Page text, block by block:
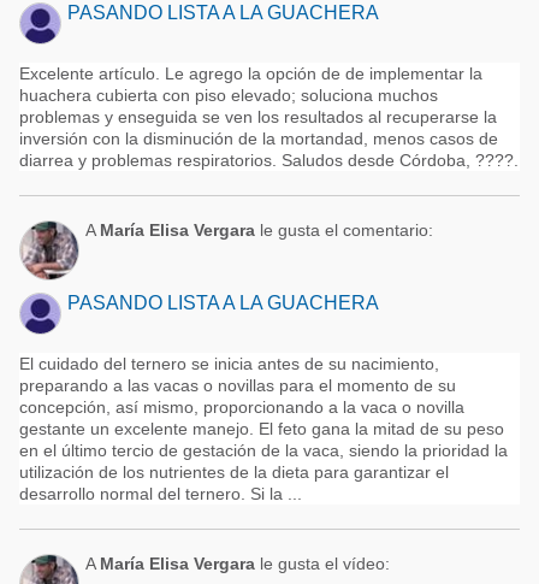
PASANDO LISTA A LA GUACHERA
Excelente artículo. Le agrego la opción de de implementar la
huachera cubierta con piso elevado; soluciona muchos
problemas y enseguida se ven los resultados al recuperarse la
inversión con la disminución de la mortandad, menos casos de
diarrea y problemas respiratorios. Saludos desde Córdoba, ????.
A María Elisa Vergara le gusta el comentario:
PASANDO LISTA A LA GUACHERA
El cuidado del ternero se inicia antes de su nacimiento,
preparando a las vacas o novillas para el momento de su
concepción, así mismo, proporcionando a la vaca o novilla
gestante un excelente manejo. El feto gana la mitad de su peso
en el último tercio de gestación de la vaca, siendo la prioridad la
utilización de los nutrientes de la dieta para garantizar el
desarrollo normal del ternero. Si la ...
A María Elisa Vergara le gusta el vídeo: